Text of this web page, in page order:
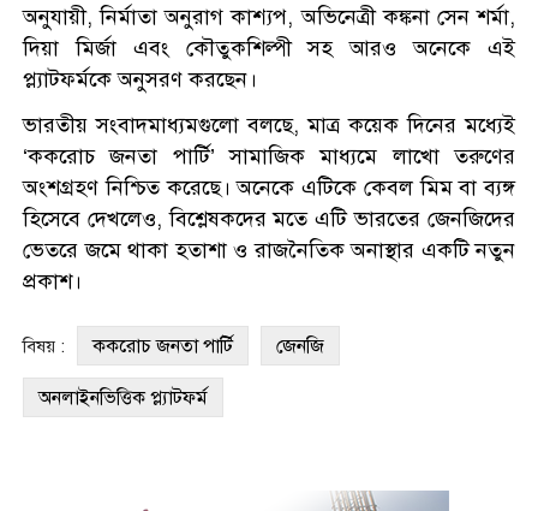
অনুযায়ী, নির্মাতা অনুরাগ কাশ্যপ, অভিনেত্রী কঙ্কনা সেন শর্মা,
দিয়া মির্জা এবং কৌতুকশিল্পী সহ আরও অনেকে এই
প্ল্যাটফর্মকে অনুসরণ করছেন।
ভারতীয় সংবাদমাধ্যমগুলো বলছে, মাত্র কয়েক দিনের মধ্যেই
‘ককরোচ জনতা পার্টি’ সামাজিক মাধ্যমে লাখো তরুণের
অংশগ্রহণ নিশ্চিত করেছে। অনেকে এটিকে কেবল মিম বা ব্যঙ্গ
হিসেবে দেখলেও, বিশ্লেষকদের মতে এটি ভারতের জেনজিদের
ভেতরে জমে থাকা হতাশা ও রাজনৈতিক অনাস্থার একটি নতুন
প্রকাশ।
বিষয় : ককরোচ জনতা পার্টি জেনজি
অনলাইনভিত্তিক প্ল্যাটফর্ম